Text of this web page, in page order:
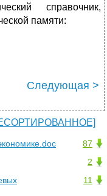
справочник,
памяти:
Следующая >
87
2
11